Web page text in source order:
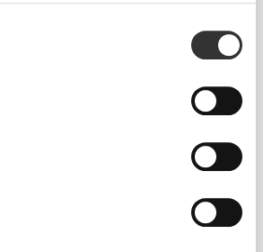
bei jeder Bewegung.